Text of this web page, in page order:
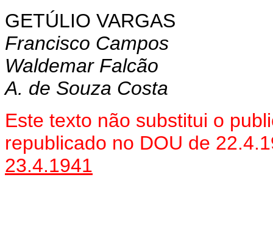
GETÚLIO VARGAS
Francisco Campos
Waldemar Falcão
A. de Souza Costa
Este texto não substitui o
republicado no DOU de
23.4.1941